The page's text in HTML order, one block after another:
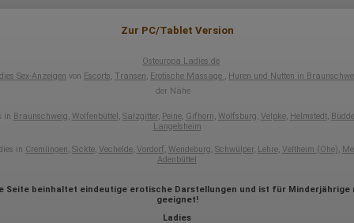
Wohin ging der Besucher? Klickte er auf weitere Seiten des Portals
der Verarbeitung:
das Benutzerverhalten zu sammeln. Hotjar kann auch im Rahmen
von Umfragen und Feedbackfunktionen, die auf unserer Website
Zur PC/Tablet Version
Osteuropa Ladies.de
Sex-Anzeigen von Escorts, Transen, Erotische Massage , Huren und Nutten in
der Nähe
in Braunschweig, Wolfenbüttel, Salzgitter, Peine, Gifhorn, Wolfsburg, Velpke, Helmstedt,
Langelsheim
in Cremlingen, Sickte, Vechelde, Vordorf, Wendeburg, Schwülper, Lehre, Veltheim (Ohe),
Adenbüttel
Seite beinhaltet eindeutige erotische Darstellungen und ist für Minderjährige
geeignet!
Ladies